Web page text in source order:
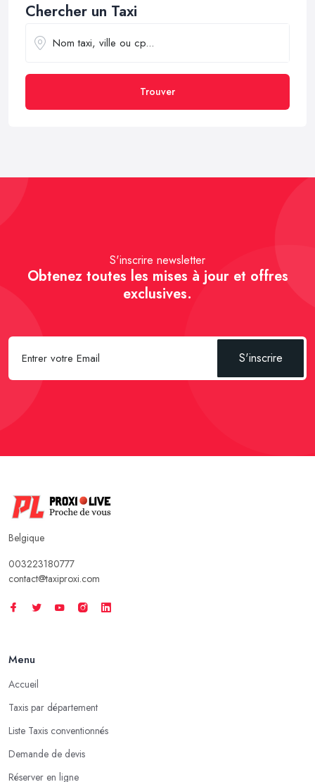
Chercher un Taxi
Trouver
S'inscrire newsletter
Obtenez toutes les mises à jour et offres
exclusives.
S'inscrire
Belgique
003223180777
contact@taxiproxi.com
Menu
Accueil
Taxis par département
Liste Taxis conventionnés
Demande de devis
Réserver en ligne